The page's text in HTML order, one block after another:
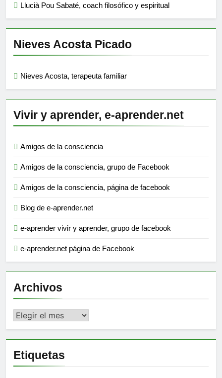
Llucià Pou Sabaté, coach filosófico y espiritual
Nieves Acosta Picado
Nieves Acosta, terapeuta familiar
Vivir y aprender, e-aprender.net
Amigos de la consciencia
Amigos de la consciencia, grupo de Facebook
Amigos de la consciencia, página de facebook
Blog de e-aprender.net
e-aprender vivir y aprender, grupo de facebook
e-aprender.net página de Facebook
Archivos
Archivos
Etiquetas